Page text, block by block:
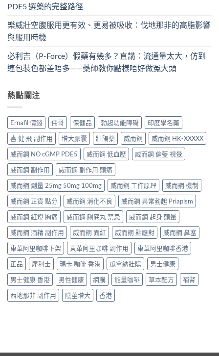
PDE5 選藥的完整路徑
樂威壯空腹服用更有效、更易被吸收：伐地那非的高脂影響
與服用時機
必利吉（P-Force）假藥有幾多？直講：流通量太大，仿到
連包裝色都差唔多——藥師教你點樣唔好做冤大頭
熱點關注
Ernafil 價錢 伟哥 保健品 勃起功能障礙
印度學名藥
喜 健 飛 副作用
增大膠囊 壯陽藥 威而鋼
威而鋼 HK-XXXXX
威而鋼 NO cGMP PDE5
威而鋼 低血壓
威而鋼 偏藍 視覺
威而鋼 副作用
威而鋼 副作用 頭痛
威而鋼 劑量 25mg 50mg 100mg
威而鋼 工作原理
威而鋼 機制
威而鋼 正貨 點分
威而鋼 消化不良
威而鋼 異常勃起 Priapism
威而鋼 紅燈 胸痛
威而鋼 脷底丸 禁忌
威而鋼 起身 頭暈
威而鋼 酒精 副作用
威而鋼 面紅 威而鋼 點應對
威而鋼 鼻塞
東革阿里咖啡下架
東革阿里咖啡 副作用
東革阿里咖啡香港
正品
犀利士 瑪卡 咖啡 香港 瓜拿納壯陽
男士健康
男士健康 香港
男性健康 網購 能量咖啡 草本配方
補腎
西地那非 副作用
陰莖增大 香港